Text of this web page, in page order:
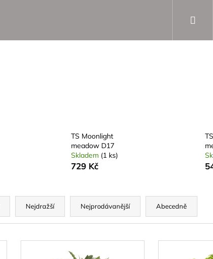
TS Moonlight
meadow D17
Skladem (1 ks)
729 Kč
Nejdražší Nejprodávanější Abecedně